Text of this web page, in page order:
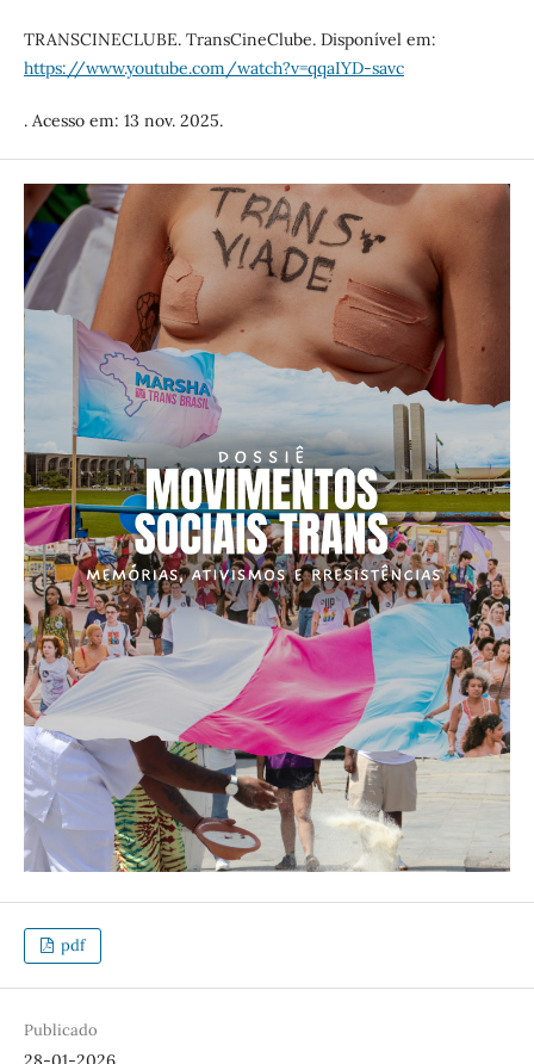
TRANSCINECLUBE. TransCineClube. Disponível em:
https://www.youtube.com/watch?v=qqaIYD-savc
. Acesso em: 13 nov. 2025.
pdf
Publicado